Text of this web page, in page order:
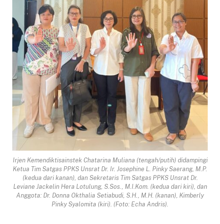
Irjen Kemendiktisainstek Chatarina Muliana (tengah/putih) didampingi
Ketua Tim Satgas PPKS Unsrat Dr. Ir. Josephine L. Pinky Saerang, M.P.
(kedua dari kanan), dan Sekretaris Tim Satgas PPKS Unsrat Dr.
Leviane Jackelin Hera Lotulung, S.Sos., M.I.Kom. (kedua dari kiri), dan
Anggota: Dr. Donna Okthalia Setiabudi, S.H., M.H. (kanan), Kimberly
Pinky Syalomita (kiri). (Foto: Echa Andris).